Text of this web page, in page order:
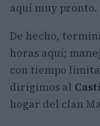
aquí muy pronto.
De hecho,
horas aquí;
con tiempo
dirigimos al
hogar del clan